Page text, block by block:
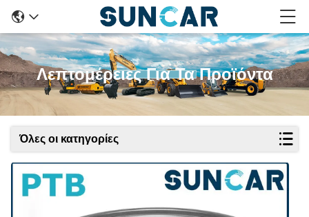
Λεπτομέρειες Για Τα Προϊόντα
Όλες οι κατηγορίες